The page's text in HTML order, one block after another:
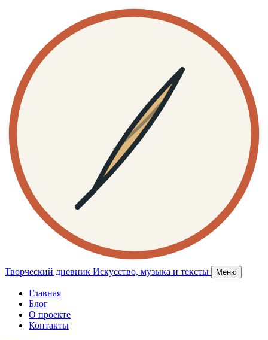
Творческий дневник Искусство, музыка и тексты Меню
Главная
Блог
О проекте
Контакты